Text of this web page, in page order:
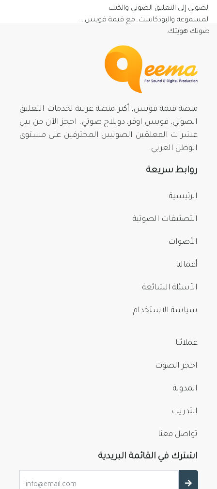
الصوتي إلى التعليق الصوتي والكتب
المسموعة والبودكاست. مع قيمة فويس…
صوتك هويتك.
منصة قيمة فويس, أكبر منصة عربية لخدمات التعليق
الصوتي، فويس اوفر، دوبلاج صوتي. احجز الآن من بينِ
عشرات المعلقين الصوتيين المحترفين على مستوى
الوطن العربي.
روابط سريعة
الرئيسية
التصنيفات الصوتية
الأصوات
أعمالنا
الأسئلة الشائعة
سياسة الاستخدام
عملائنا
احجز الصوت
المدونة
التدريب
تواصل معنا
اشترك في القائمة البريدية